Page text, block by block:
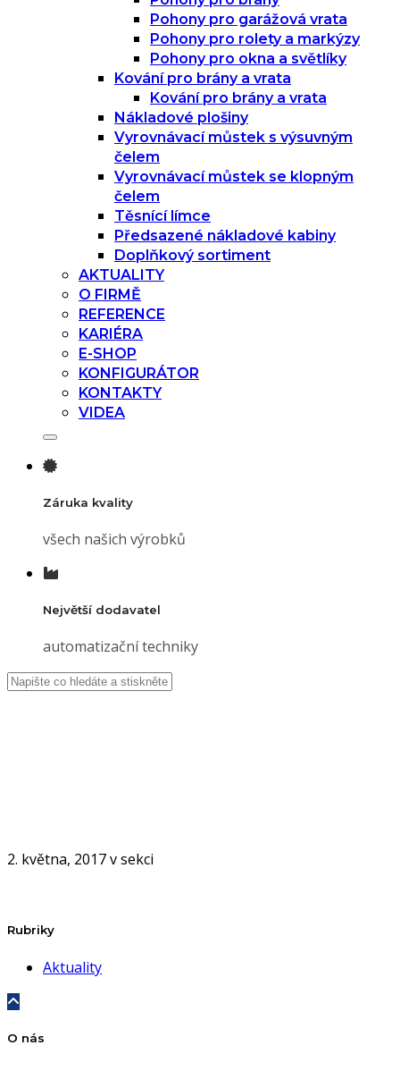
Pohony pro garážová vrata
Pohony pro rolety a markýzy
Pohony pro okna a světlíky
Kování pro brány a vrata
Kování pro brány a vrata
Nákladové plošiny
Vyrovnávací můstek s výsuvným
čelem
Vyrovnávací můstek se klopným
čelem
Těsnící límce
Předsazené nákladové kabiny
Doplňkový sortiment
AKTUALITY
O FIRMĚ
REFERENCE
KARIÉRA
E-SHOP
KONFIGURÁTOR
KONTAKTY
VIDEA
Záruka kvality
všech našich výrobků
Největší dodavatel
automatizační techniky
2. května, 2017 v sekci
Rubriky
Aktuality
O nás